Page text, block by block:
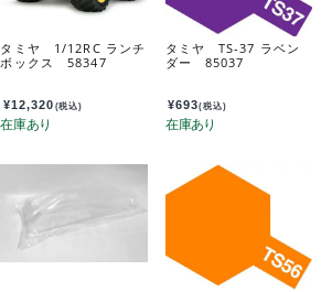
タミヤ 1/12RC ランチ
ボックス 58347
¥12,320 (税込)
タミヤ TS-37 ラベン
ダー 85037
¥693(税込)